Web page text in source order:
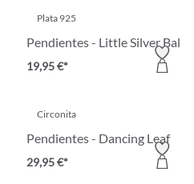
Plata 925
Pendientes - Little Silver Ball
19,95 €*
Circonita
Pendientes - Dancing Leaf
29,95 €*